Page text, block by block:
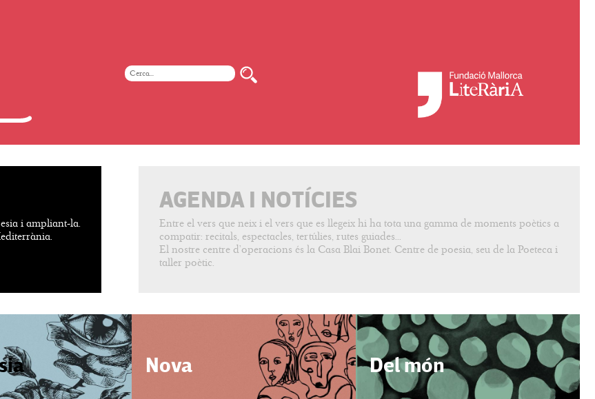
i ampliant-la.
AGENDA I NOTÍCIES
Entre el vers que neix i el vers que es llegeix hi ha tota una gamma de moments poètics a
compatir: recitals, espectacles, tertúlies, rutes guiades...
El nostre centre d’operacions és la Casa Blai Bonet. Centre de poesia, seu de la Poeteca i
taller poètic.
Nova Del món